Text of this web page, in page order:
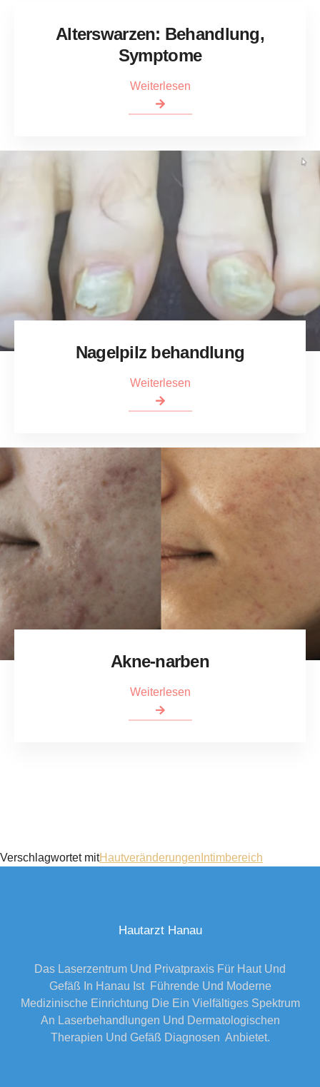
Alterswarzen: Behandlung,
Symptome
Weiterlesen
Nagelpilz behandlung
Weiterlesen
Akne-narben
Weiterlesen
Verschlagwortet mitHautveränderungen Intimbereich
Hautarzt Hanau
Das Laserzentrum Und Privatpraxis Für Haut Und
Gefäß In Hanau Ist Führende Und Moderne
Medizinische Einrichtung Die Ein Vielfältiges Spektrum
An Laserbehandlungen Und Dermatologischen
Therapien Und Gefäß Diagnosen Anbietet.